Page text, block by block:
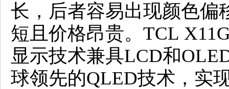
长，后者容易出现颜色偏
短且价格昂贵。TCL
显示技术兼具LCD和
球领先的QLED技术，实